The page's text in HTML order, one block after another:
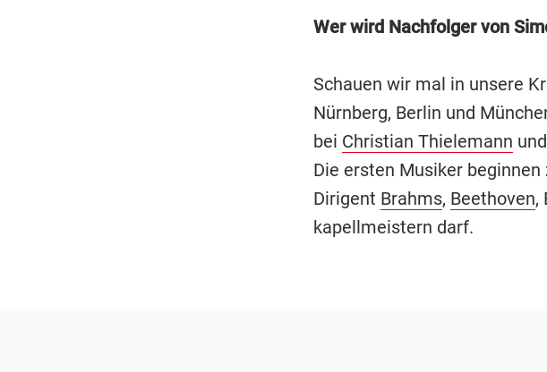
Wer wird Nachfolger von
Schauen wir mal in unsere
Nürnberg, Berlin und
bei Christian Thielemann
Die ersten Musiker
Dirigent Brahms, Beethoven,
kapellmeistern darf.